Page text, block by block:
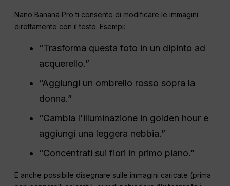
Nano Banana Pro ti consente di modificare le immagini
direttamente con il testo. Esempi:
“Trasforma questa foto in un dipinto ad
acquerello.”
“Aggiungi un ombrello rosso sopra la
donna.”
“Cambia l'illuminazione in golden hour e
aggiungi una leggera nebbia.”
“Concentrati sui fiori in primo piano.”
È anche possibile disegnare sulle immagini caricate (prima